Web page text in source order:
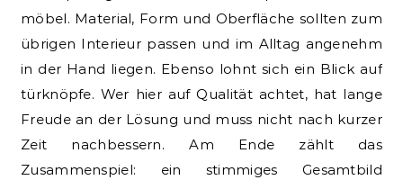
möbel. Material, Form und Oberfläche sollten zum
übrigen Interieur passen und im Alltag angenehm
in der Hand liegen. Ebenso lohnt sich ein Blick auf
türknöpfe. Wer hier auf Qualität achtet, hat lange
Freude an der Lösung und muss nicht nach kurzer
Zeit nachbessern. Am Ende zählt das
Zusammenspiel: ein stimmiges Gesamtbild